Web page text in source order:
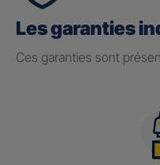
Les garanties
Ces garanties sont